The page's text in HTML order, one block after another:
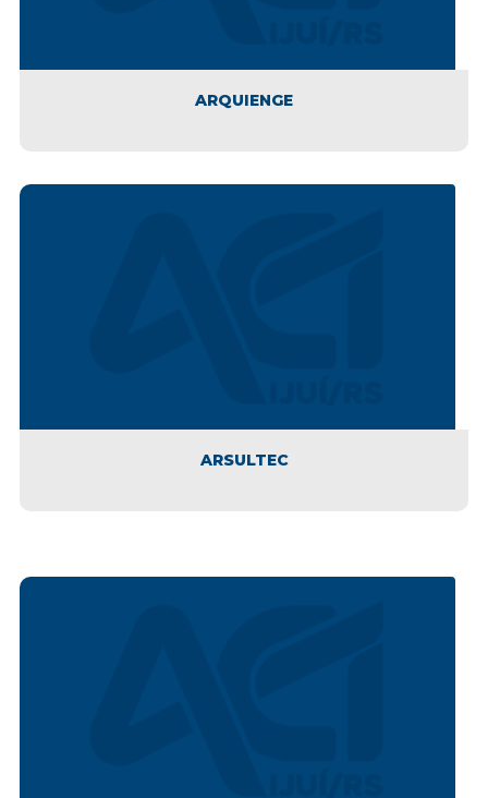
ARQUIENGE
ARSULTEC